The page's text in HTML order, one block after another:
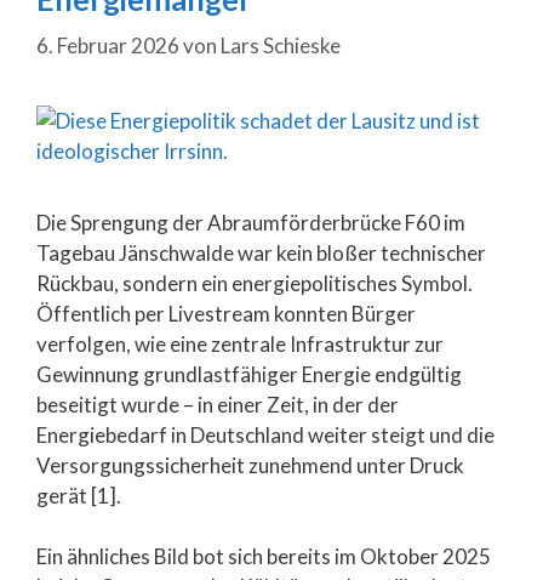
6. Februar 2026von Lars Schieske
Die Sprengung der Abraumförderbrücke F60 im
Tagebau Jänschwalde war kein bloßer technischer
Rückbau, sondern ein energiepolitisches Symbol.
Öffentlich per Livestream konnten Bürger
verfolgen, wie eine zentrale Infrastruktur zur
Gewinnung grundlastfähiger Energie endgültig
beseitigt wurde – in einer Zeit, in der der
Energiebedarf in Deutschland weiter steigt und die
Versorgungssicherheit zunehmend unter Druck
gerät [1].
Ein ähnliches Bild bot sich bereits im Oktober 2025